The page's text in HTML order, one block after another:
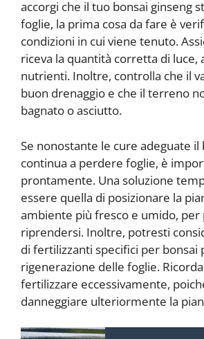
accorgi che il tuo bonsai ginseng
foglie, la prima cosa da fare è
condizioni in cui viene tenuto.
riceva la quantità corretta di luce,
nutrienti. Inoltre, controlla che il
buon drenaggio e che il terreno
bagnato o asciutto.
Se nonostante le cure adeguate il
continua a perdere foglie, è
prontamente. Una soluzione
essere quella di posizionare la
ambiente più fresco e umido,
riprendersi. Inoltre, potresti
di fertilizzanti specifici per bonsai
rigenerazione delle foglie.
fertilizzare eccessivamente,
danneggiare ulteriormente la